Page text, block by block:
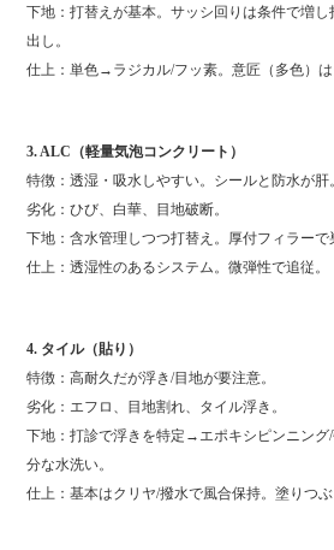
下地：打替えが基本。サッシ回りは条件で増
出し。
仕上：単色→ラジカル/フッ素。意匠（多色）は
3. ALC（軽量気泡コンクリート）
特徴：透湿・吸水しやすい。シールと防水が肝
劣化：ひび、白華、目地破断。
下地：含水管理しつつ打替え。厚付フィラーで
仕上：透湿性のあるシステム。微弾性で追従。
4. タイル（貼り）
特徴：高耐久だが浮き/目地が要注意。
劣化：エフロ、目地割れ、タイル浮き。
下地：打診で浮きを特定→エポキシピンニン
分な水洗い。
仕上：基本はクリヤ/撥水で風合保持。塗りつ